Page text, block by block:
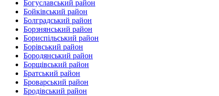
Богуславський район
Бойківський район
Болградський район
Борзнянський район
Бориспільський район
Борівський район
Бородянський район
Борщівський район‎
Братський район‎
Броварський район
Бродівський район‎